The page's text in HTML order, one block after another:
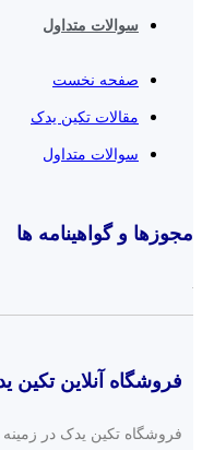
سوالات متداول
صفحه نخست
مقالات تکین یدک
سوالات متداول
مجوزها و گواهینامه ها
فروشگاه آنلاین تکین
فروشگاه تکین یدک در